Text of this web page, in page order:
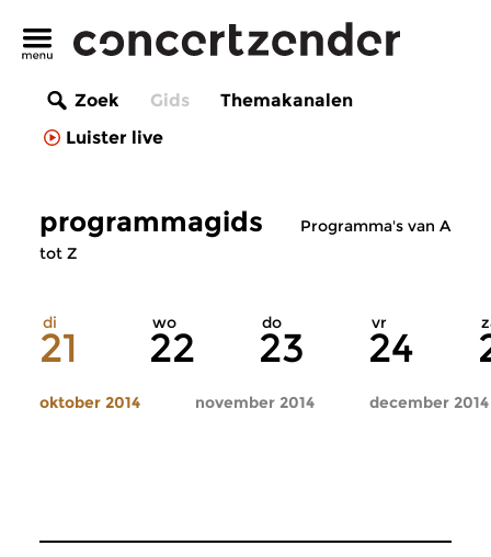
Zoek Gids
Themakanalen
Luister live
programmagids
Programma's van A
tot Z
di
21
wo
22
do
23
vr
24
oktober 2014 november 2014 december 2014